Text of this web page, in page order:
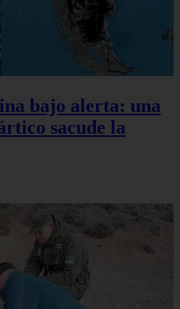
bajo alerta: una
sacude la